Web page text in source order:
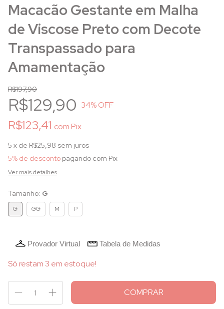
Macacão Gestante em Malha
de Viscose Preto com Decote
Transpassado para
Amamentação
R$197,90
R$129,90 34% OFF
R$123,41 com Pix
5 x de R$25,98 sem juros
5% de desconto pagando com Pix
Ver mais detalhes
Tamanho: G
G GG M P
Provador Virtual Tabela de Medidas
Só restam 3 em estoque!